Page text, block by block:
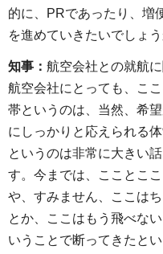
的に、PRであったり、増
を進めていきたいでしょう
知事： 航空会社との就航
航空会社にとっても、こ
帯というのは、当然、希
にしっかりと応えられる
というのは非常に大きい
す。今までは、こことこ
や、すみません、ここは
とか、ここはもう飛べな
いうことで断ってきたと